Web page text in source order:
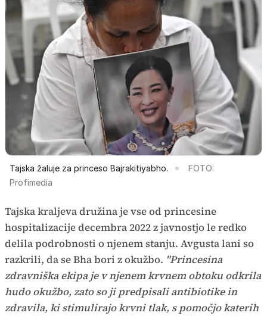
Tajska žaluje za princeso Bajrakitiyabho.
FOTO:
Profimedia
Tajska kraljeva družina je vse od princesine
hospitalizacije decembra 2022 z javnostjo le redko
delila podrobnosti o njenem stanju. Avgusta lani so
razkrili, da se Bha bori z okužbo. "Princesina
zdravniška ekipa je v njenem krvnem obtoku odkrila
hudo okužbo, zato so ji predpisali antibiotike in
zdravila, ki stimulirajo krvni tlak, s pomočjo katerih